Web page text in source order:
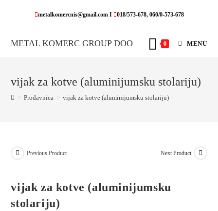
metalkomercnis@gmail.com I 018/573-678, 060/0-573-678
METAL KOMERC GROUP DOO 0 MENU
vijak za kotve (aluminijumsku stolariju)
> Prodavnica > vijak za kotve (aluminijumsku stolariju)
Previous Product Next Product
vijak za kotve (aluminijumsku
stolariju)